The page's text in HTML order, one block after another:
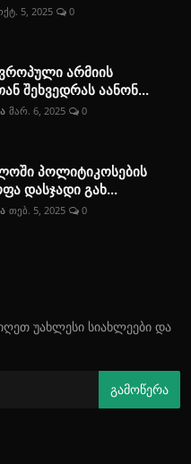
5, 2025 0
არმიის
შეხვედრას აანონ...
მარ. 6, 2025 0
პოლიტიკოსების
დასჯადი გახ...
თებ. 5, 2025 0
უახლესი სიახლეები და
გამოწერა